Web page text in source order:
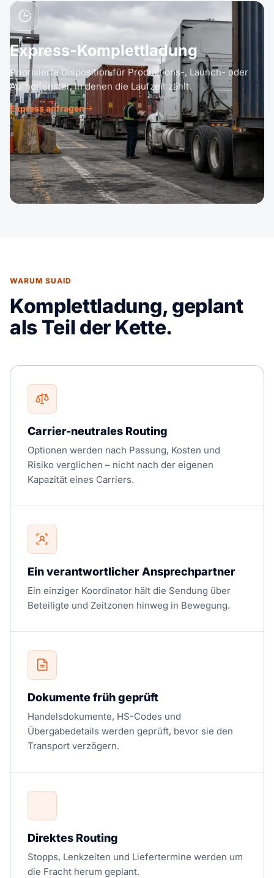
Express-Komplettladung
Priorisierte Disposition für Produktions-, Launch- oder
Aufholfenster, in denen die Laufzeit zählt.
Express anfragen
WARUM SUAID
Komplettladung, geplant
als Teil der Kette.
Carrier-neutrales Routing
Optionen werden nach Passung, Kosten und
Risiko verglichen – nicht nach der eigenen
Kapazität eines Carriers.
Ein verantwortlicher Ansprechpartner
Ein einziger Koordinator hält die Sendung über
Beteiligte und Zeitzonen hinweg in Bewegung.
Dokumente früh geprüft
Handelsdokumente, HS-Codes und
Übergabedetails werden geprüft, bevor sie den
Transport verzögern.
Direktes Routing
Stopps, Lenkzeiten und Liefertermine werden um
die Fracht herum geplant.